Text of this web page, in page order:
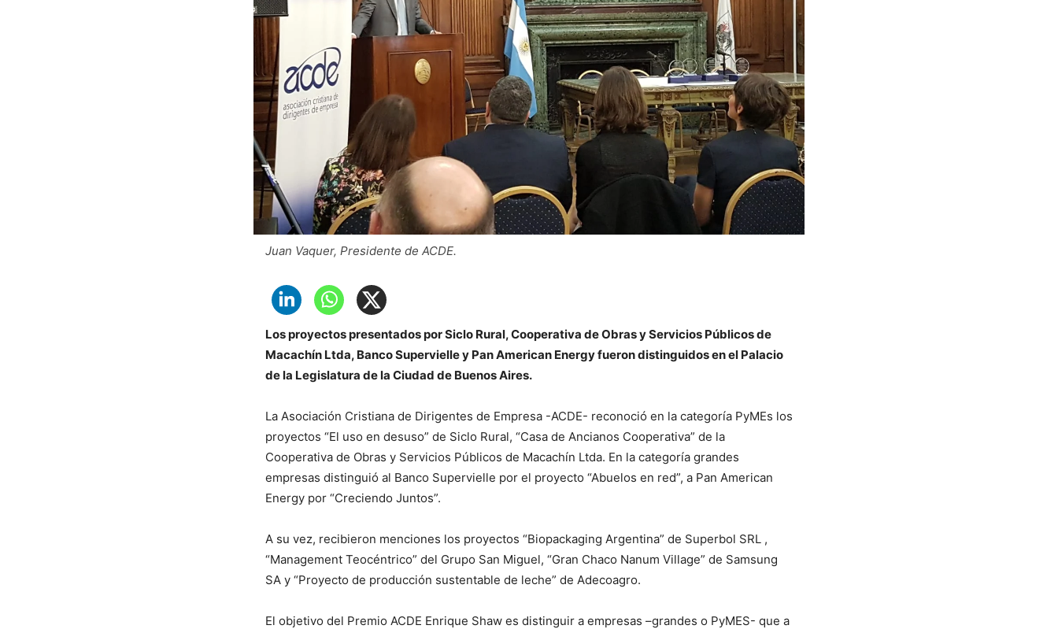
Juan Vaquer, Presidente de ACDE.
Los proyectos presentados por Siclo Rural, Cooperativa de Obras y Servicios Públicos de
Macachín Ltda, Banco Supervielle y Pan American Energy fueron distinguidos en el Palacio
de la Legislatura de la Ciudad de Buenos Aires.
La Asociación Cristiana de Dirigentes de Empresa -ACDE- reconoció en la categoría PyMEs los
proyectos “El uso en desuso” de Siclo Rural, “Casa de Ancianos Cooperativa” de la
Cooperativa de Obras y Servicios Públicos de Macachín Ltda. En la categoría grandes
empresas distinguió al Banco Supervielle por el proyecto “Abuelos en red”, a Pan American
Energy por “Creciendo Juntos”.
A su vez, recibieron menciones los proyectos “Biopackaging Argentina” de Superbol SRL ,
“Management Teocéntrico” del Grupo San Miguel, “Gran Chaco Nanum Village” de Samsung
SA y “Proyecto de producción sustentable de leche” de Adecoagro.
El objetivo del Premio ACDE Enrique Shaw es distinguir a empresas –grandes o PyMES- que a